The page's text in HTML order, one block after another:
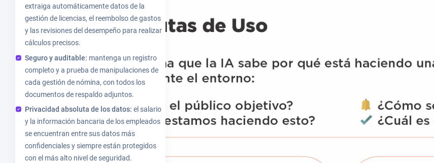
extraiga automáticamente datos de la
gestión de licencias, el reembolso de gastos
y las revisiones del desempeño para realizar
cálculos precisos.
Seguro y auditable: mantenga un registro
completo y a prueba de manipulaciones de
cada gestión de nómina, con todos los
documentos de respaldo adjuntos.
Privacidad absoluta de los datos: el salario
y la información bancaria de los empleados
se encuentran entre sus datos más
confidenciales y siempre están protegidos
con el más alto nivel de seguridad.